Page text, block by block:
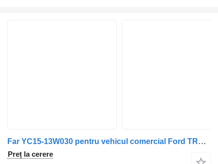
Far YC15-13W030 pentru vehicul comercial Ford TRANSIT Caixa (FA_ _) | 06 - 14
Preț la cerere